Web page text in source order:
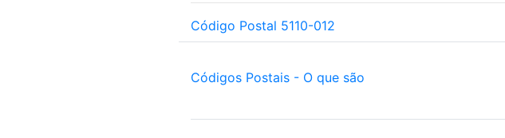
Código Postal 5110-012
Códigos Postais - O que são